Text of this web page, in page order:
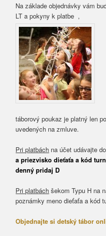
Na základe objednávky vám
LT a pokyny k platbe ,
táborový poukaz je platný len
uvedených na zmluve.
Pri platbách na účet udávajte
a priezvisko dieťaťa a kód
denný pridaj D
Pri platbách šekom Typu H na
poznámky meno dieťaťa a kód
Objednajte si detský tábor